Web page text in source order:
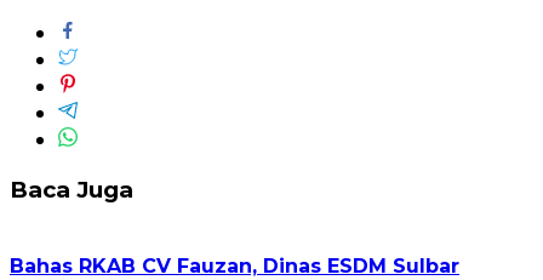
Baca Juga
Bahas RKAB CV Fauzan, Dinas ESDM Sulbar